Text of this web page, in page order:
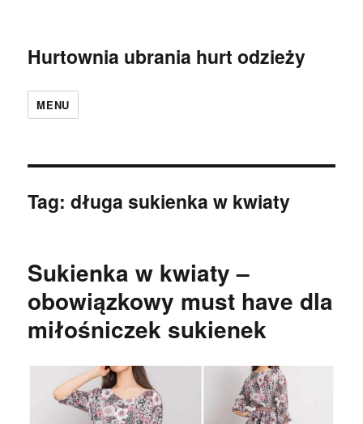
Hurtownia ubrania hurt odzieży
MENU
Tag:długa sukienka w kwiaty
Sukienka w kwiaty –
obowiązkowy must have dla
miłośniczek sukienek